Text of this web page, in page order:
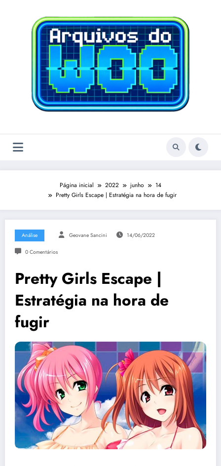
Página inicial 2022 junho
14
Pretty Girls Escape | Estratégia na hora de fugir
Análise Geovane Sancini 14/06/2022
0 Comentários
Pretty Girls Escape |
Estratégia na hora de
fugir